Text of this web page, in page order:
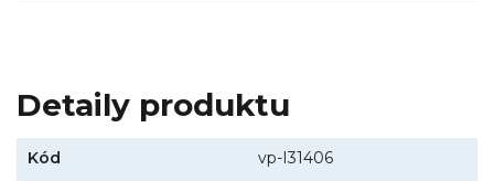
Detaily produktu
Kód vp-I31406